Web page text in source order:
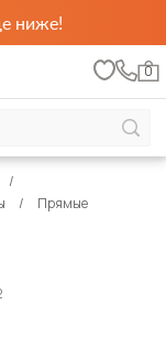
ниже!
0
Прямые